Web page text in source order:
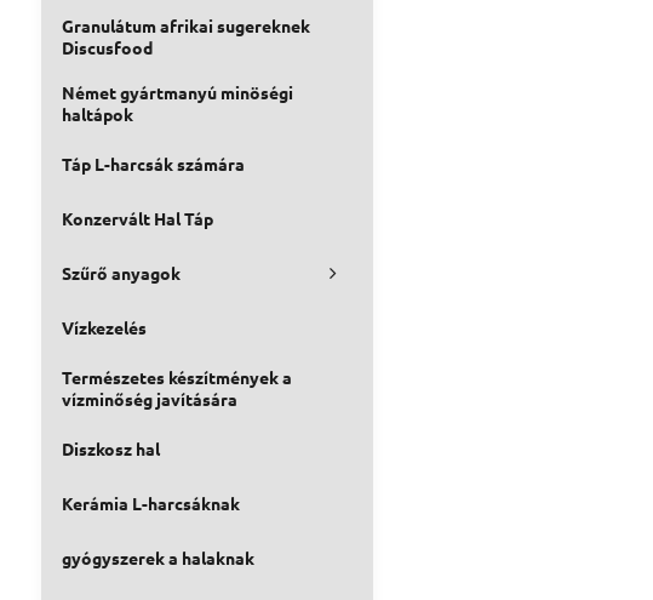
Granulátum afrikai sugereknek
Discusfood
Német gyártmanyú minöségi
haltápok
Táp L-harcsák számára
Konzervált Hal Táp
Szűrő anyagok
Vízkezelés
Természetes készítmények a
vízminőség javítására
Diszkosz hal
Kerámia L-harcsáknak
gyógyszerek a halaknak